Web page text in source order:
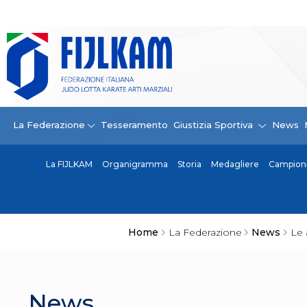
La Federazione Tesseramento Giustizia Sportiva News
La FIJLKAM Organigramma Storia Medagliere
Home La Federazione News Le
La Federazione
La FIJLKAM
Organigramma
Storia
Campioni di tutti i tempi
News
Convenzioni
Contatti
Safeguarding Policy